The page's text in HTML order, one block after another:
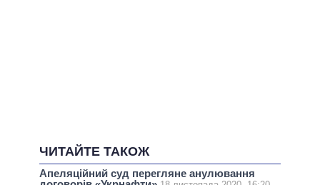
ЧИТАЙТЕ ТАКОЖ
Апеляційний суд перегляне анулювання